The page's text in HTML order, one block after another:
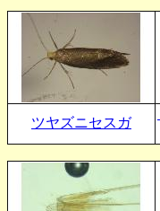
ツヤズニセスガ